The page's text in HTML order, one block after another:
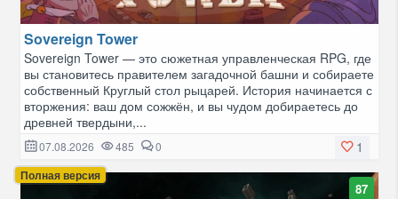
Sovereign Tower
Sovereign Tower — это сюжетная управленческая RPG, где
вы становитесь правителем загадочной башни и собираете
собственный Круглый стол рыцарей. История начинается с
вторжения: ваш дом сожжён, и вы чудом добираетесь до
древней твердыни,...
1
07.08.2026 485 0
Полная версия
87